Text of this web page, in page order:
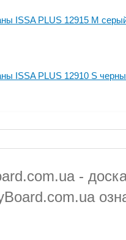
ISSA PLUS 12915 M
ISSA PLUS 12910 S
-